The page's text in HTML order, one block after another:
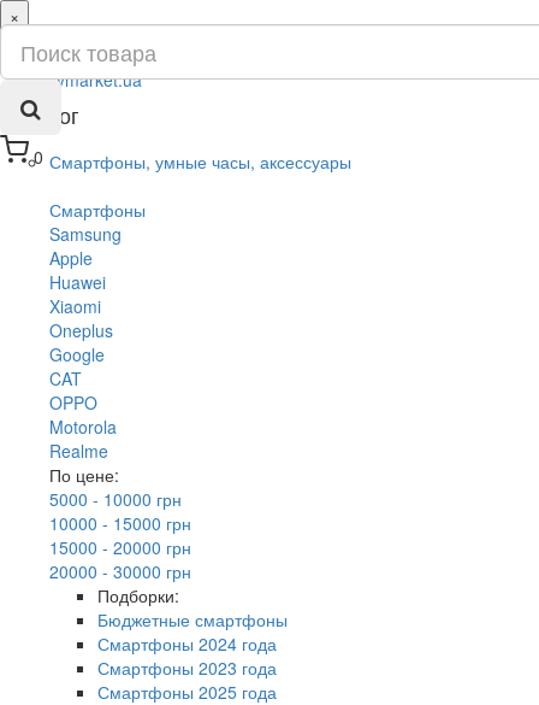
0
×
ru
ua
Каталог
Смартфоны, умные часы, аксессуары
Смартфоны
Samsung
Apple
Huawei
Xiaomi
Oneplus
Google
CAT
OPPO
Motorola
Realme
По цене:
5000 - 10000 грн
10000 - 15000 грн
15000 - 20000 грн
20000 - 30000 грн
Подборки:
Бюджетные смартфоны
Смартфоны 2024 года
Смартфоны 2023 года
Смартфоны 2025 года